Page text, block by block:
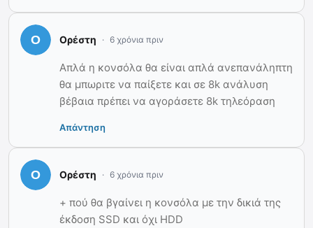
Ορέστη 6 χρόνια πριν
Απλά η κονσόλα θα είναι απλά ανεπανάληπτη
θα μπωριτε να παίξετε και σε 8k ανάλυση
βέβαια πρέπει να αγοράσετε 8k τηλεόραση
Απάντηση
Ορέστη 6 χρόνια πριν
+ πού θα βγαίνει η κονσόλα με την δικιά της
έκδοση SSD και όχι HDD